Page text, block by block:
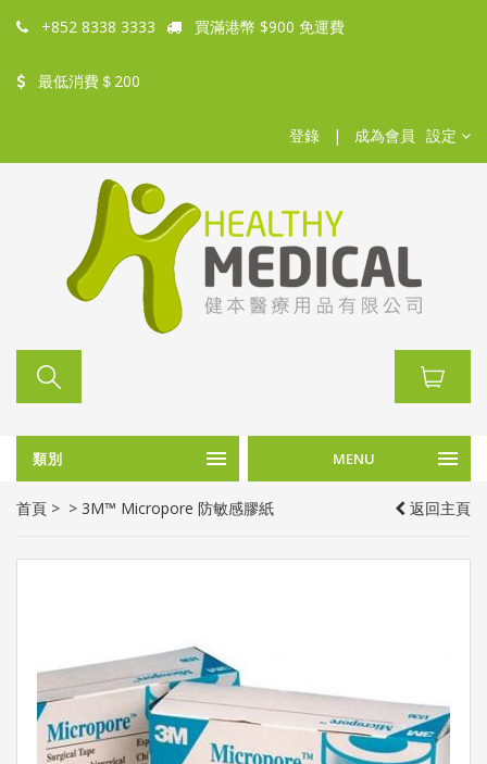
+852 8338 3333 買滿港幣 $900 免運費
最低消費＄200
登錄 | 成為會員 設定
類別 MENU
首頁 > > 3M™ Micropore 防敏感膠紙 返回主頁